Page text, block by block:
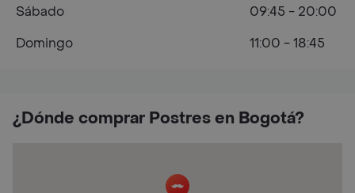
¿Dónde comprar Postres en Bogotá?
Sábado
09:45 - 20:00
Domingo
11:00 - 18:45